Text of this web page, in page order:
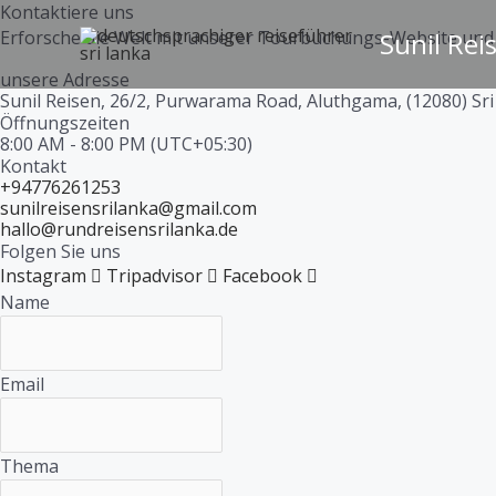
Skip
to
Sunil
Kontaktiere uns
Erforsche die Welt mit unserer Tourbuchungs-Website
unsere Adresse
Sunil Reisen, 26/2, Purwarama Road, Aluthgama, (12080)
Öffnungszeiten
8:00 AM - 8:00 PM (UTC+05:30)
Kontakt
+94776261253
sunilreisensrilanka@gmail.com
hallo@rundreisensrilanka.de
Folgen Sie uns
Instagram
Tripadvisor
Facebook
Name
Email
Thema